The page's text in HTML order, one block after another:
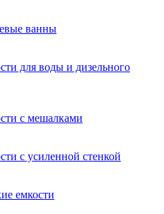
ванны
для воды и дизельного
с мешалками
с усиленной стенкой
емкости